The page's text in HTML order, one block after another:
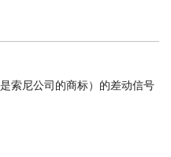
索尼公司的商标）的差动信号